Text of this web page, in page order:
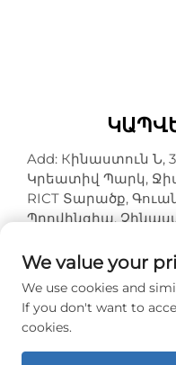
Add: Кինաստուն Ն,
Կրեատիվ Պարկ,
RICT Տարածք,
Պրովինցիա,
Էլ. փոստ:[email
Հեղինակային
Հոնգքիո Սլութ
We value your
We use cookies and
If you don't want to
cookies.